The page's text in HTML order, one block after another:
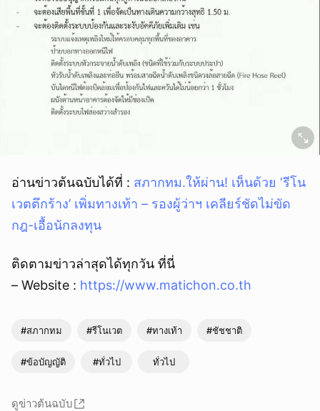
อ่านข่าวต้นฉบับได้ที่ : สภากทม.ให้ผ่าน! เห็นด้วย ‘รีโน
เวตตึกร้าง’ เพิ่มทางเท้า – รองผู้ว่าฯ เคลียร์ชัดไม่ขัด
กฎ-เอื้อนักลงทุน
ติดตามข่าวล่าสุดได้ทุกวัน ที่นี่
– Website : https://www.matichon.co.th
#สภากทม #รีโนเวต #ทางเท้า #ชัชชาติ
#ข้อบัญญัติ #ทั่วไป ทั่วไป
ดูข่าวต้นฉบับ